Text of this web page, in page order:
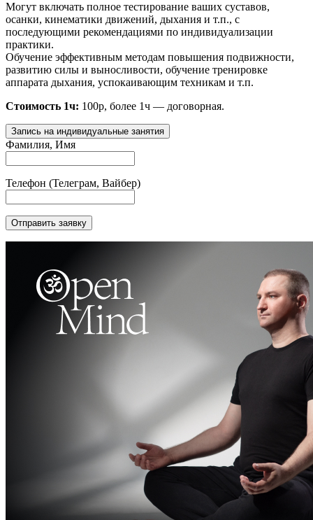
Могут включать полное тестирование ваших суставов,
осанки, кинематики движений, дыхания и т.п., с
последующими рекомендациями по индивидуализации
практики.
Обучение эффективным методам повышения подвижности,
развитию силы и выносливости, обучение тренировке
аппарата дыхания, успокаивающим техникам и т.п.
Стоимость 1ч: 100р, более 1ч — договорная.
Запись на индивидуальные занятия
Фамилия, Имя
Телефон (Телеграм, Вайбер)
Отправить заявку